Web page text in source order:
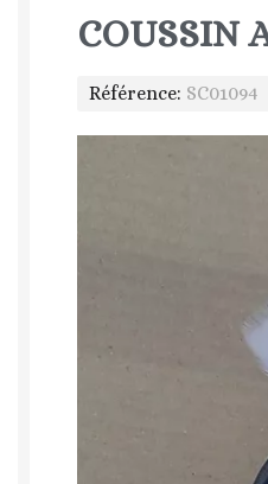
COUSSIN
Référence SC01094